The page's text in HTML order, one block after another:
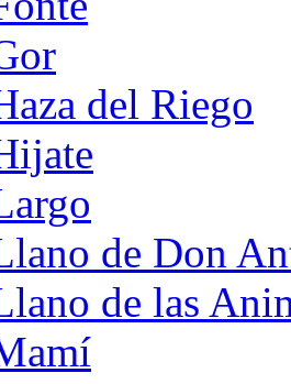
del Riego
de Don
de las